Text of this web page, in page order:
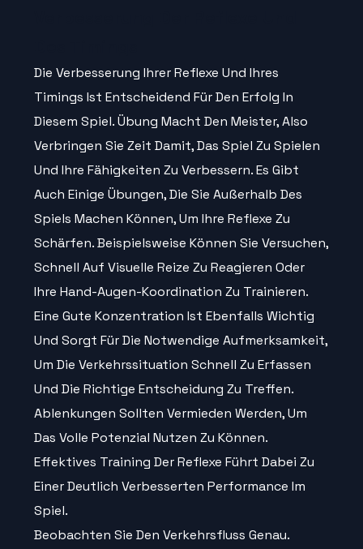
Die Verbesserung Ihrer Reflexe Und Ihres
Timings Ist Entscheidend Für Den Erfolg In
Diesem Spiel. Übung Macht Den Meister, Also
Verbringen Sie Zeit Damit, Das Spiel Zu Spielen
Und Ihre Fähigkeiten Zu Verbessern. Es Gibt
Auch Einige Übungen, Die Sie Außerhalb Des
Spiels Machen Können, Um Ihre Reflexe Zu
Schärfen. Beispielsweise Können Sie Versuchen,
Schnell Auf Visuelle Reize Zu Reagieren Oder
Ihre Hand-Augen-Koordination Zu Trainieren.
Eine Gute Konzentration Ist Ebenfalls Wichtig
Und Sorgt Für Die Notwendige Aufmerksamkeit,
Um Die Verkehrssituation Schnell Zu Erfassen
Und Die Richtige Entscheidung Zu Treffen.
Ablenkungen Sollten Vermieden Werden, Um
Das Volle Potenzial Nutzen Zu Können.
Effektives Training Der Reflexe Führt Dabei Zu
Einer Deutlich Verbesserten Performance Im
Spiel.
Beobachten Sie Den Verkehrsfluss Genau.